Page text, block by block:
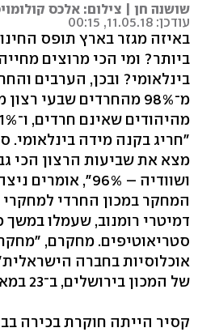
שושנה חן | צילום: אלכס
עודכן: 11.05.18, 00:15
באיזה מגזר בארץ תופס
ביותר? ומי הכי מרוצים
בינלאומי? ובכן, הערבים
מצא את שביעות הרצון הכי
ושוודיה – 96%",
המחקר במכון החרדי למחקרי
דמיטרי רומנוב, שעמלו
סטריאוטיפים. מחקרם,
אוכלוסיות בחברה
של המכון בירושלים, ב־23 במאי.
קסיר הייתה חוקרת בכירה